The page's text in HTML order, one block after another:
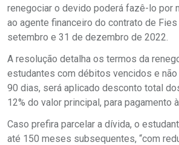
renegociar o devido poderá fazê-lo por
ao agente financeiro do contrato de
setembro e 31 de dezembro de 2022.
A resolução detalha os termos da
estudantes com débitos vencidos e
90 dias, será aplicado desconto total
12% do valor principal, para pagamento
Caso prefira parcelar a dívida, o
até 150 meses subsequentes, “com